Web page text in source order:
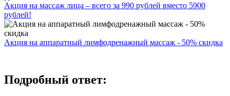
Акция на массаж лица – всего за 990 рублей вместо 5900
рублей!
Акция на аппаратный лимфодренажный массаж - 50% скидка
Подробный ответ: